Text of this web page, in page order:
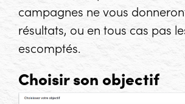
campagnes ne vous
résultats, ou en tous cas pas
escomptés.
Choisir son objectif